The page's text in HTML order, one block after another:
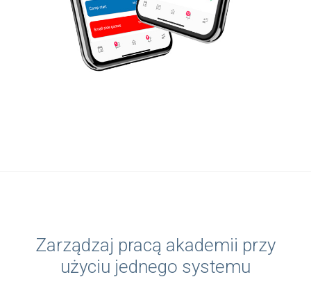
Zarządzaj pracą akademii przy
użyciu jednego systemu